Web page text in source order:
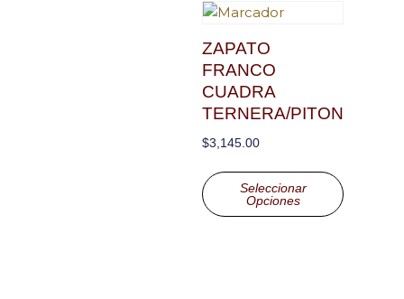
ZAPATO
FRANCO
CUADRA
TERNERA/PITON
$3,145.00
Seleccionar
Opciones